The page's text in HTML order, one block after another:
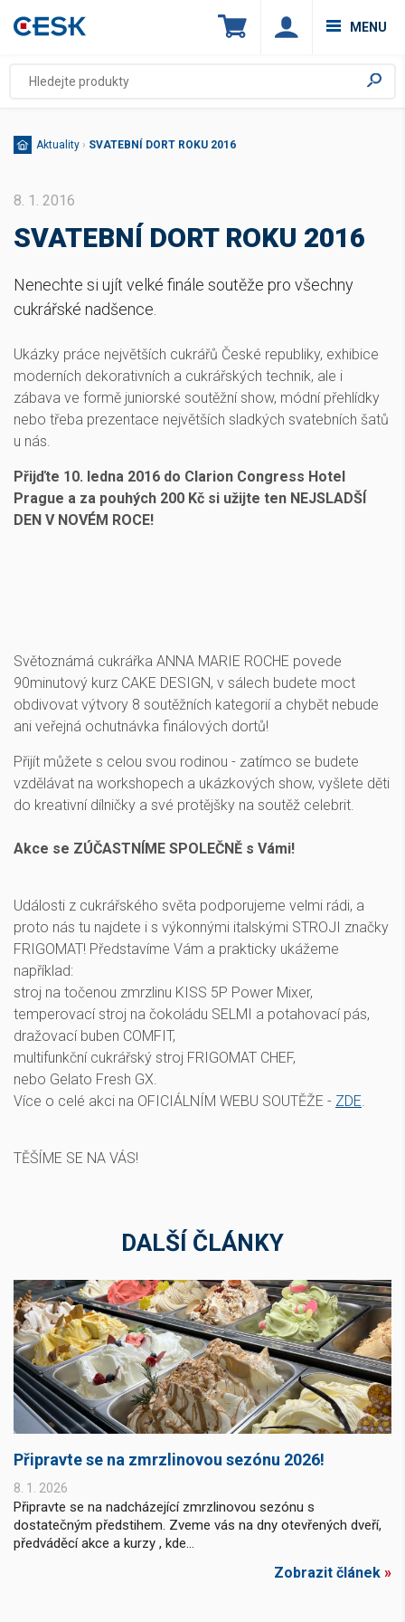
MENU
Aktuality › SVATEBNÍ DORT ROKU 2016
8. 1. 2016
SVATEBNÍ DORT ROKU 2016
Nenechte si ujít velké finále soutěže pro všechny
cukrářské nadšence.
Ukázky práce největších cukrářů České republiky, exhibice
moderních dekorativních a cukrářských technik, ale i
zábava ve formě juniorské soutěžní show, módní přehlídky
nebo třeba prezentace největších sladkých svatebních šatů
u nás.
Přijďte 10. ledna 2016 do Clarion Congress Hotel
Prague a za pouhých 200 Kč si užijte ten NEJSLADŠÍ
DEN V NOVÉM ROCE!
Světoznámá cukrářka ANNA MARIE ROCHE povede
90minutový kurz CAKE DESIGN, v sálech budete moct
obdivovat výtvory 8 soutěžních kategorií a chybět nebude
ani veřejná ochutnávka finálových dortů!
Přijít můžete s celou svou rodinou - zatímco se budete
vzdělávat na workshopech a ukázkových show, vyšlete děti
do kreativní dílničky a své protějšky na soutěž celebrit.
Akce se ZÚČASTNÍME SPOLEČNĚ s Vámi!
Události z cukrářského světa podporujeme velmi rádi, a
proto nás tu najdete i s výkonnými italskými STROJI značky
FRIGOMAT! Představíme Vám a prakticky ukážeme
například:
stroj na točenou zmrzlinu KISS 5P Power Mixer,
temperovací stroj na čokoládu SELMI a potahovací pás,
dražovací buben COMFIT,
multifunkční cukrářský stroj FRIGOMAT CHEF,
nebo Gelato Fresh GX.
Více o celé akci na OFICIÁLNÍM WEBU SOUTĚŽE - ZDE.
TĚŠÍME SE NA VÁS!
DALŠÍ ČLÁNKY
Připravte se na zmrzlinovou sezónu 2026!
8. 1. 2026
Připravte se na nadcházející zmrzlinovou sezónu s
dostatečným předstihem. Zveme vás na dny otevřených dveří,
předváděcí akce a kurzy , kde...
Zobrazit článek »